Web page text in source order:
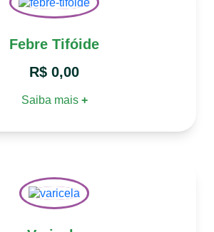
Febre Tifóide
R$ 0,00
Saiba mais +